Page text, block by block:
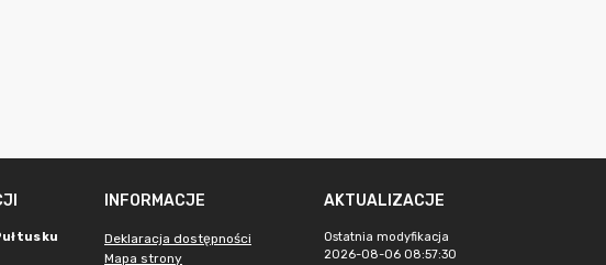
INFORMACJE
Deklaracja dostępności
Mapa strony
AKTUALIZACJE
Ostatnia modyfikacja
2026-08-06 08:57:30